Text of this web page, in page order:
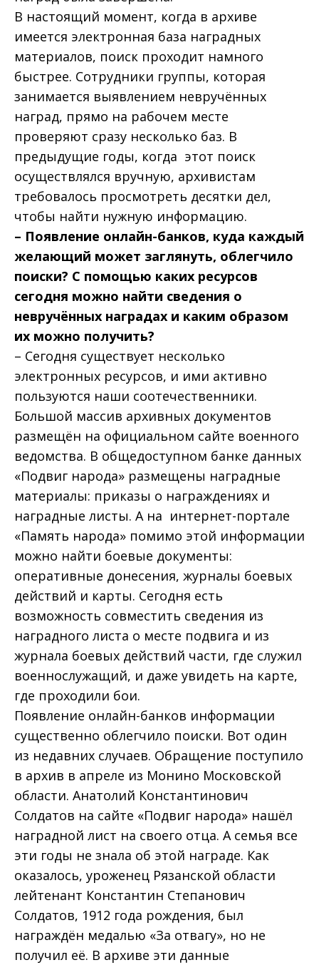
В настоящий момент, когда в архиве
имеется электронная база наградных
материалов, поиск проходит намного
быстрее. Сотрудники группы, которая
занимается выявлением невручённых
наград, прямо на рабочем месте
проверяют сразу несколько баз. В
предыдущие годы, когда этот поиск
осуществлялся вручную, архивистам
требовалось просмотреть десятки дел,
чтобы найти нужную информацию.
– Появление онлайн-банков, куда каждый
желающий может заглянуть, облегчило
поиски? С помощью каких ресурсов
сегодня можно найти сведения о
невручённых наградах и каким образом
их можно получить?
– Сегодня существует несколько
электронных ресурсов, и ими активно
пользуются наши со­отечественники.
Большой массив архивных документов
размещён на официальном сайте военного
ведомства. В общедоступном банке данных
«Подвиг народа» размещены наградные
материалы: приказы о награждениях и
наградные листы. А на интернет-портале
«Память народа» помимо этой информации
можно найти боевые документы:
оперативные донесения, журналы боевых
действий и карты. Сегодня есть
возможность совместить сведения из
наградного листа о месте подвига и из
журнала боевых действий части, где служил
военнослужащий, и даже увидеть на карте,
где проходили бои.
Появление онлайн-банков информации
существенно облегчило поиски. Вот один
из недавних случаев. Обращение поступило
в архив в апреле из Монино Московской
области. Анатолий Константинович
Солдатов на сайте «Подвиг народа» нашёл
наградной лист на своего отца. А семья все
эти годы не знала об этой награде. Как
оказалось, уроженец Рязанской области
лейтенант Константин Степанович
Солдатов, 1912 года рождения, был
награждён медалью «За отвагу», но не
получил её. В архиве эти данные